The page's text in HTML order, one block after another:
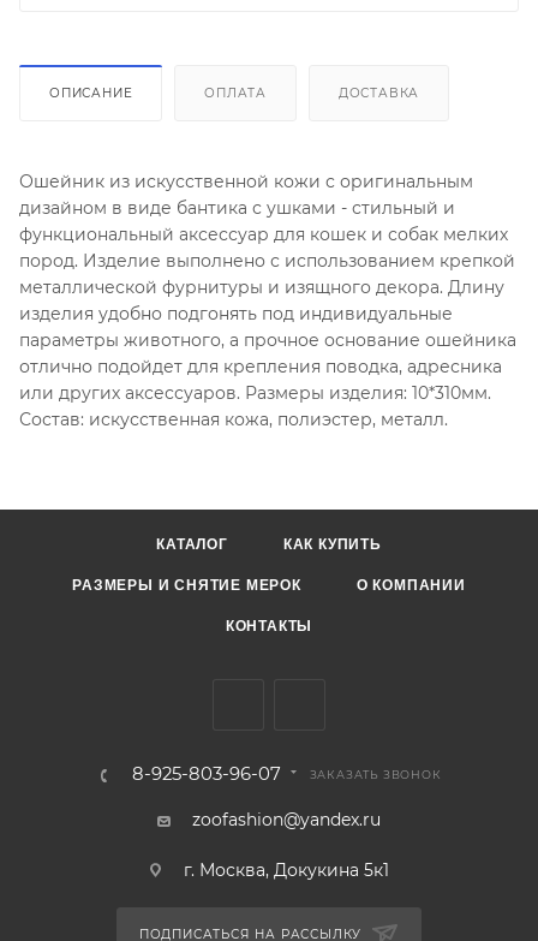
ОПИСАНИЕ ОПЛАТА ДОСТАВКА
Ошейник из искусственной кожи с оригинальным
дизайном в виде бантика с ушками - стильный и
функциональный аксессуар для кошек и собак мелких
пород. Изделие выполнено с использованием крепкой
металлической фурнитуры и изящного декора. Длину
изделия удобно подгонять под индивидуальные
параметры животного, а прочное основание ошейника
отлично подойдет для крепления поводка, адресника
или других аксессуаров. Размеры изделия: 10*310мм.
Состав: искусственная кожа, полиэстер, металл.
КАТАЛОГ КАК КУПИТЬ
РАЗМЕРЫ И СНЯТИЕ МЕРОК О КОМПАНИИ
КОНТАКТЫ
8-925-803-96-07 ЗАКАЗАТЬ ЗВОНОК
zoofashion@yandex.ru
г. Москва, Докукина 5к1
ПОДПИСАТЬСЯ НА РАССЫЛКУ